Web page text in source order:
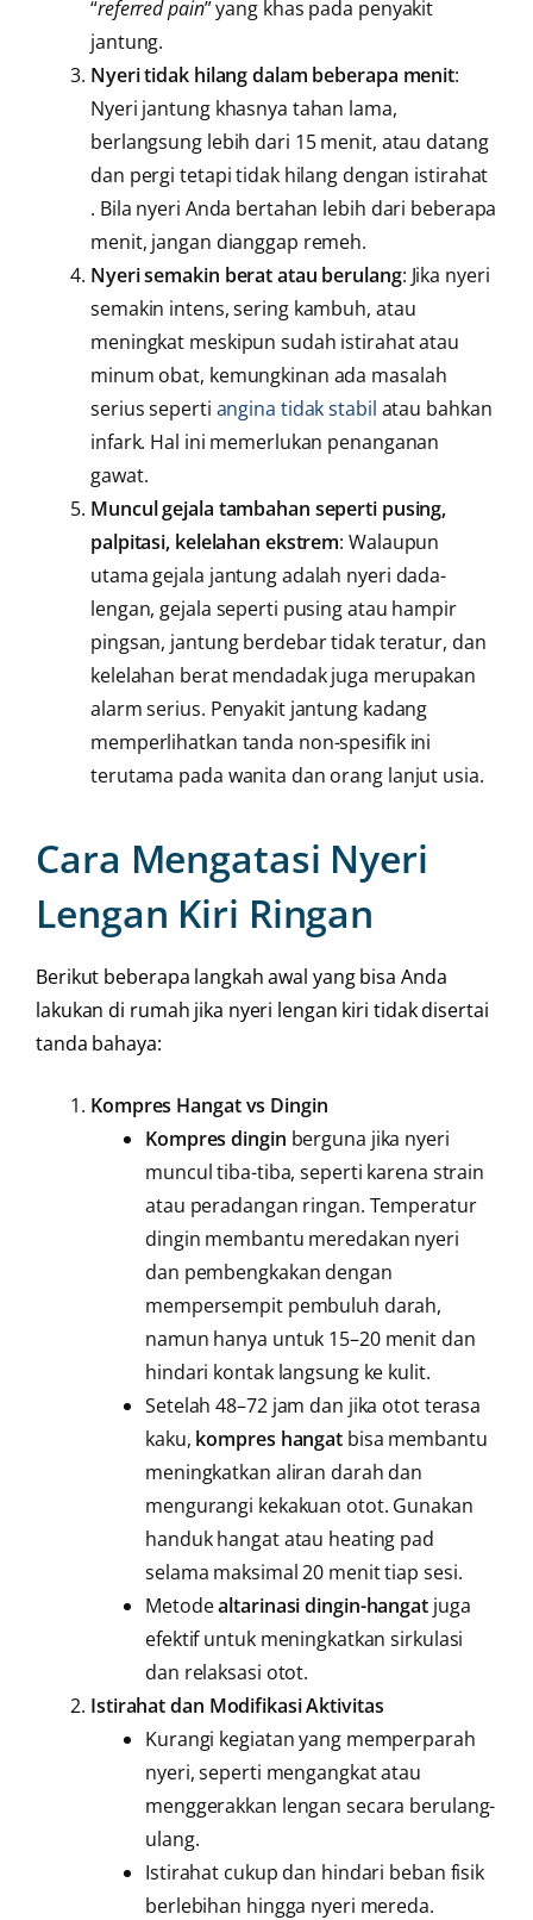
“referred pain” yang khas pada penyakit
jantung.
Nyeri tidak hilang dalam beberapa menit:
Nyeri jantung khasnya tahan lama,
berlangsung lebih dari 15 menit, atau datang
dan pergi tetapi tidak hilang dengan istirahat
. Bila nyeri Anda bertahan lebih dari beberapa
menit, jangan dianggap remeh.
Nyeri semakin berat atau berulang: Jika nyeri
semakin intens, sering kambuh, atau
meningkat meskipun sudah istirahat atau
minum obat, kemungkinan ada masalah
serius seperti angina tidak stabil atau bahkan
infark. Hal ini memerlukan penanganan
gawat.
Muncul gejala tambahan seperti pusing,
palpitasi, kelelahan ekstrem: Walaupun
utama gejala jantung adalah nyeri dada-
lengan, gejala seperti pusing atau hampir
pingsan, jantung berdebar tidak teratur, dan
kelelahan berat mendadak juga merupakan
alarm serius. Penyakit jantung kadang
memperlihatkan tanda non-spesifik ini
terutama pada wanita dan orang lanjut usia.
Cara Mengatasi Nyeri
Lengan Kiri Ringan
Berikut beberapa langkah awal yang bisa Anda
lakukan di rumah jika nyeri lengan kiri tidak disertai
tanda bahaya:
Kompres Hangat vs Dingin
Kompres dingin berguna jika nyeri
muncul tiba-tiba, seperti karena strain
atau peradangan ringan. Temperatur
dingin membantu meredakan nyeri
dan pembengkakan dengan
mempersempit pembuluh darah,
namun hanya untuk 15–20 menit dan
hindari kontak langsung ke kulit.
Setelah 48–72 jam dan jika otot terasa
kaku, kompres hangat bisa membantu
meningkatkan aliran darah dan
mengurangi kekakuan otot. Gunakan
handuk hangat atau heating pad
selama maksimal 20 menit tiap sesi.
Metodealtarinasi dingin-hangatjuga
efektif untuk meningkatkan sirkulasi
dan relaksasi otot.
Istirahat dan Modifikasi Aktivitas
Kurangi kegiatan yang memperparah
nyeri, seperti mengangkat atau
menggerakkan lengan secara berulang-
ulang.
Istirahat cukup dan hindari beban fisik
berlebihan hingga nyeri mereda.